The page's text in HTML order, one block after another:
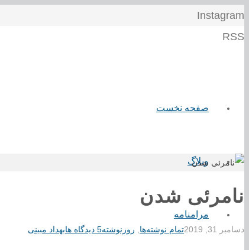
Instagram
RSS
صفحه نخست
وبلاگ
مرامنامه
نامرئی شدن
دسامبر 31, 2019 تمام نوشته‌ها روزنوشته5 دیدگاه ها بهداد مبینی